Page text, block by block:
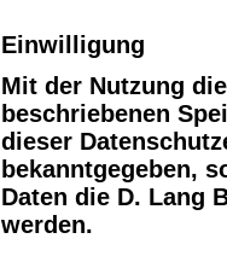
Einwilligung
Mit der Nutzung
beschriebenen
dieser
bekanntgegeben,
Daten die D. Lang
werden.